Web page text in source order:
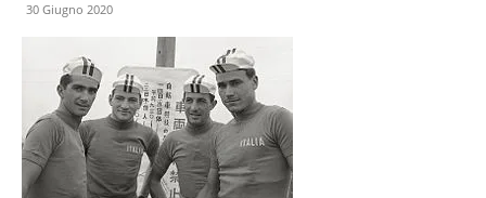
30 Giugno 2020